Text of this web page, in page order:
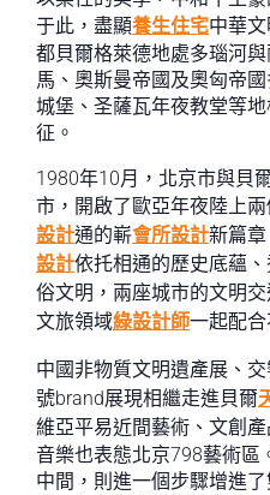
于此，盡顯養生住宅中華
都貝爾格萊德地處多瑙河
馬、奧斯曼帝國及奧匈帝
城堡、圣薩瓦年夜教堂等
征。
1980年10月，北京市與貝
市，開啟了歐亞年夜陸上
設計通的嶄會所設計新篇章
設計依托相通的歷史底蘊
俗文明，兩座城市的文明交
文旅領域綠設計師一起配
中國非物質文明遺產展、
號brand展現相繼走進貝爾
維亞平易近間藝術、文創
音樂也表態北京798藝術區
中間，則進一個步驟增進